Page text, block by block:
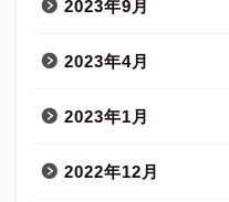
2023年9月
2023年4月
2023年1月
2022年12月